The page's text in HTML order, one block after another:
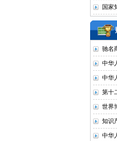
国家
驰名
中华
中华
第十
世界
知识
中华